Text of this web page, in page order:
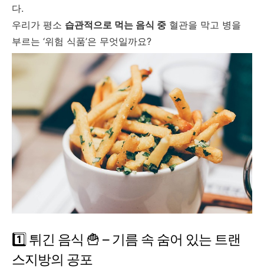
다.
우리가 평소 습관적으로 먹는 음식 중 혈관을 막고 병을
부르는 ‘위험 식품’은 무엇일까요?
1️⃣ 튀긴 음식 🍟 – 기름 속 숨어 있는 트랜
스지방의 공포